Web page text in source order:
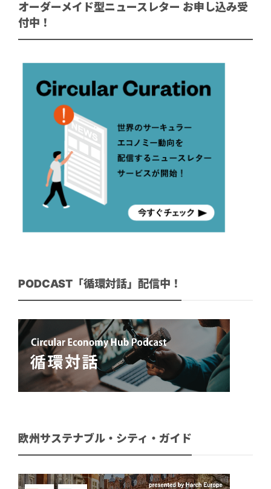
オーダーメイド型ニュースレター お申し込み受
付中！
PODCAST「循環対話」配信中！
欧州サステナブル・シティ・ガイド